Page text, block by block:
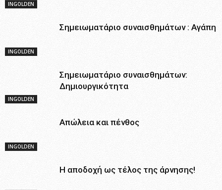
INGOLDEN
INGOLDEN
Σημειωματάριο συναισθημάτων : Αγάπη
INGOLDEN
Σημειωματάριο συναισθημάτων:
Δημιουργικότητα
INGOLDEN
Απώλεια και πένθος
Η αποδοχή ως τέλος της άρνησης!